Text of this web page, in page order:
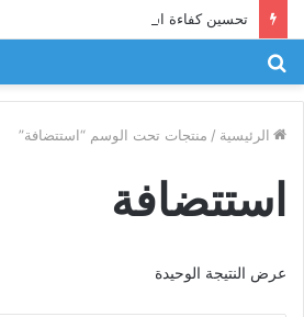
تحسين كفاءة استخدام الطاقة في الصناعة
الرئيسية / منتجات تحت الوسم “استتضافة”
استتضافة
عرض النتيجة الوحيدة